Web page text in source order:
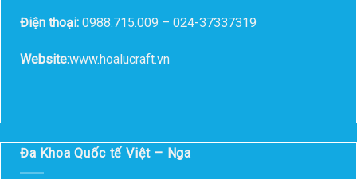
Điện thoại: 0988.715.009 – 024-37337319
Website:www.hoalucraft.vn
Đa Khoa Quốc tế Việt – Nga